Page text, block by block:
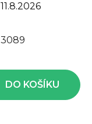
11.8.2026
3089
DO KOŠÍKU